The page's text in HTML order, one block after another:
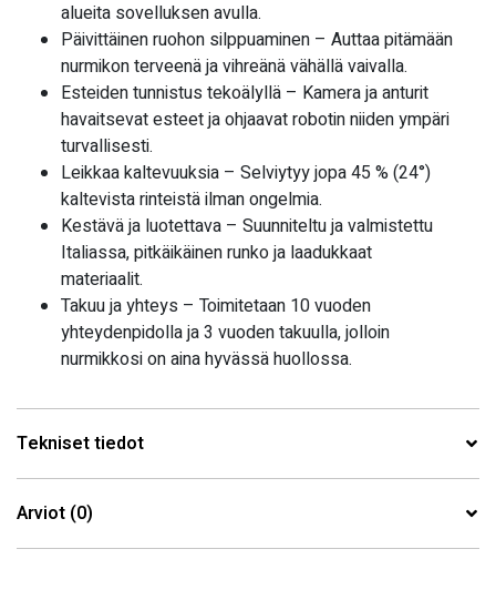
alueita sovelluksen avulla.
Päivittäinen ruohon silppuaminen – Auttaa pitämään
nurmikon terveenä ja vihreänä vähällä vaivalla.
Esteiden tunnistus tekoälyllä – Kamera ja anturit
havaitsevat esteet ja ohjaavat robotin niiden ympäri
turvallisesti.
Leikkaa kaltevuuksia – Selviytyy jopa 45 % (24°)
kaltevista rinteistä ilman ongelmia.
Kestävä ja luotettava – Suunniteltu ja valmistettu
Italiassa, pitkäikäinen runko ja laadukkaat
materiaalit.
Takuu ja yhteys – Toimitetaan 10 vuoden
yhteydenpidolla ja 3 vuoden takuulla, jolloin
nurmikkosi on aina hyvässä huollossa.
Tekniset tiedot
Arviot (0)